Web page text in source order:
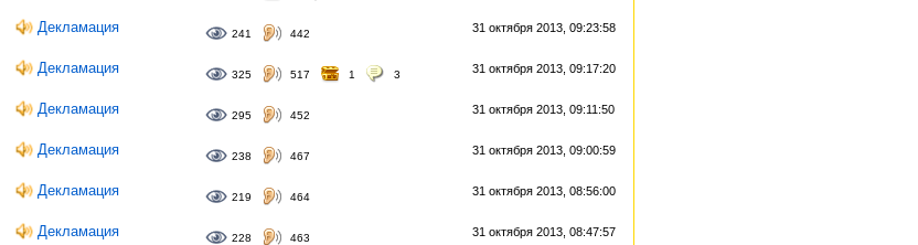
Декламация 241 442 31 октября 2013, 09:23:58
Декламация 325 517 1 3 31 октября 2013, 09:17:20
Декламация 295 452 31 октября 2013, 09:11:50
Декламация 238 467 31 октября 2013, 09:00:59
Декламация 219 464 31 октября 2013, 08:56:00
Декламация 228 463 31 октября 2013, 08:47:57